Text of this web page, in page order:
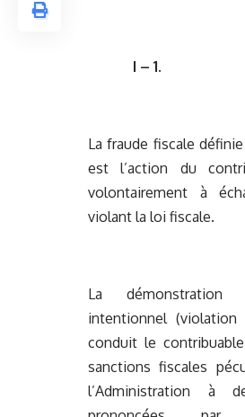
I – 1.
La fraude fiscale définie
est l’action du
volontairement à
violant la loi fiscale.
La
intentionnel
conduit le
sanctions fiscales
l’Administration à